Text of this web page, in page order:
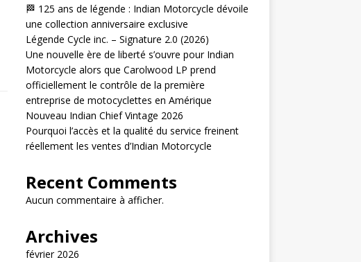
🏁 125 ans de légende : Indian Motorcycle dévoile
une collection anniversaire exclusive
Légende Cycle inc. – Signature 2.0 (2026)
Une nouvelle ère de liberté s’ouvre pour Indian
Motorcycle alors que Carolwood LP prend
officiellement le contrôle de la première
entreprise de motocyclettes en Amérique
Nouveau Indian Chief Vintage 2026
Pourquoi l’accès et la qualité du service freinent
réellement les ventes d’Indian Motorcycle
Recent Comments
Aucun commentaire à afficher.
Archives
février 2026